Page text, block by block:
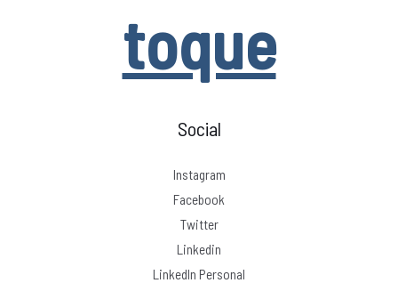
toque
Social
Instagram
Facebook
Twitter
Linkedin
LinkedIn Personal